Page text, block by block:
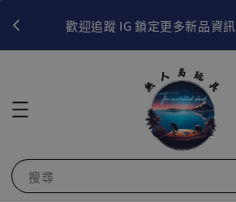
歡迎追蹤 IG 鎖定更多新品資訊
搜尋